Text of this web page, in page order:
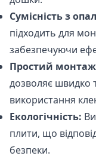
Сумісність з
підходить для
забезпечуючи
Простий
дозволяє швидко
використання
Екологічність:
плити, що
безпеки.